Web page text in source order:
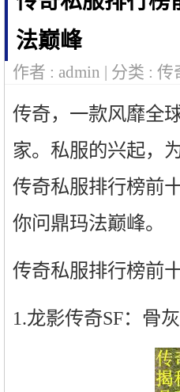
法巅峰
作者 : admin | 分类 :
传奇，一款风靡全
家。私服的兴起，
传奇私服排行榜前
你问鼎玛法巅峰。
传奇私服排行榜前
1.龙影传奇SF：骨